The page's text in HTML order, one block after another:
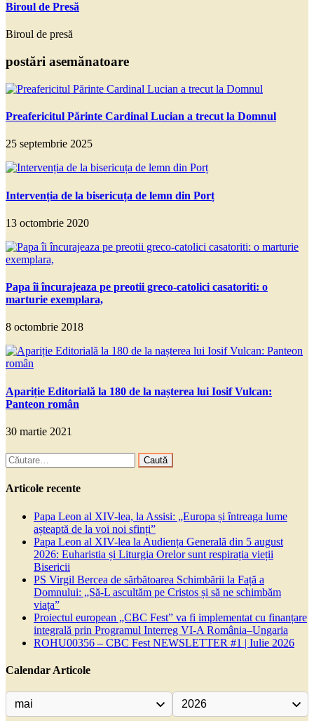
Biroul de Presă
Biroul de presă
postări asemănatoare
Preafericitul Părinte Cardinal Lucian a trecut la Domnul
25 septembrie 2025
Intervenția de la bisericuța de lemn din Porț
13 octombrie 2020
Papa îi încurajeaza pe preotii greco-catolici casatoriti: o
marturie exemplara,
8 octombrie 2018
Apariție Editorială la 180 de la nașterea lui Iosif Vulcan:
Panteon român
30 martie 2021
Caută
după:
Articole recente
Papa Leon al XIV-lea, la Assisi: „Europa și întreaga lume
așteaptă de la voi noi sfinți”
Papa Leon al XIV-lea la Audiența Generală din 5 august
2026: Euharistia și Liturgia Orelor sunt respirația vieții
Bisericii
PS Virgil Bercea de sărbătoarea Schimbării la Față a
Domnului: „Să-L ascultăm pe Cristos și să ne schimbăm
viața”
Proiectul european „CBC Fest” va fi implementat cu finanțare
integrală prin Programul Interreg VI-A România–Ungaria
ROHU00356 – CBC Fest NEWSLETTER #1 | Iulie 2026
Calendar Articole